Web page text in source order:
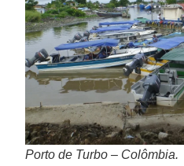
Porto de Turbo – Colômbia.